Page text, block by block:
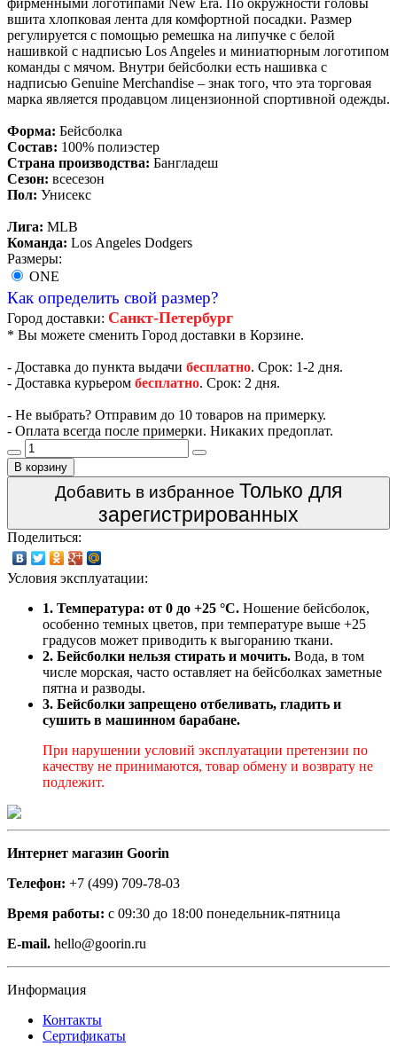
вшита хлопковая лента для комфортной посадки. Размер
регулируется с помощью ремешка на липучке с белой
нашивкой с надписью Los Angeles и миниатюрным логотипом
команды с мячом. Внутри бейсболки есть нашивка с
надписью Genuine Merchandise – знак того, что эта торговая
марка является продавцом лицензионной спортивной одежды.
Форма: Бейсболка
Состав: 100% полиэстер
Страна производства: Бангладеш
Сезон: всесезон
Пол: Унисекс
Лига: MLB
Команда: Los Angeles Dodgers
Размеры:
ONE
Как определить свой размер?
Город доставки: Санкт-Петербург
* Вы можете сменить Город доставки в Корзине.
- Доставка до пункта выдачи бесплатно. Срок: 1-2 дня.
- Доставка курьером бесплатно. Срок: 2 дня.
- Не выбрать? Отправим до 10 товаров на примерку.
- Оплата всегда после примерки. Никаких предоплат.
В корзину
Добавить в избранное Только для
зарегистрированных
Поделиться:
Условия эксплуатации:
1. Температура: от 0 до +25 °C. Ношение бейсболок,
особенно темных цветов, при температуре выше +25
градусов может приводить к выгоранию ткани.
2. Бейсболки нельзя стирать и мочить. Вода, в том
числе морская, часто оставляет на бейсболках заметные
пятна и разводы.
3. Бейсболки запрещено отбеливать, гладить и
сушить в машинном барабане.
При нарушении условий эксплуатации претензии по
качеству не принимаются, товар обмену и возврату не
подлежит.
Интернет магазин Goorin
Телефон: +7 (499) 709-78-03
Время работы: с 09:30 до 18:00 понедельник-пятница
E-mail. hello@goorin.ru
Информация
Контакты
Сертификаты